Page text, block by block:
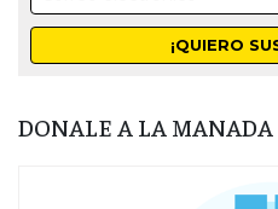
DONALE A LA MANADA